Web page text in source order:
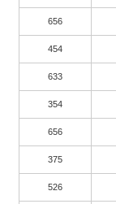
656
454
633
354
656
375
526